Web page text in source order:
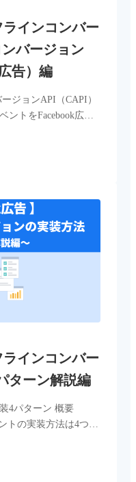
ラインコンバー
バージョン
告）編
ジョンAPI（CAPI）
ントをFacebook広告
せん。 ※オフライン
ラインコンバー
ターン解説編
4パターン 概要
トの実装方法は4つあ
を使った連携 ※CSV